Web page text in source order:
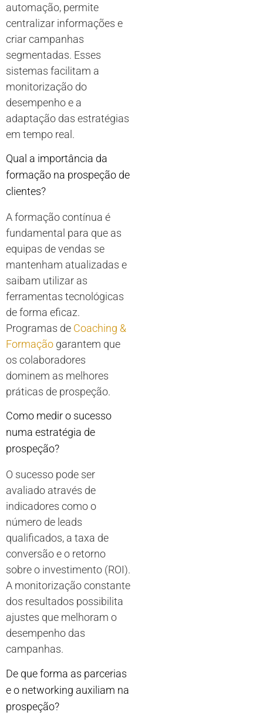
automação, permite
centralizar informações e
criar campanhas
segmentadas. Esses
sistemas facilitam a
monitorização do
desempenho e a
adaptação das estratégias
em tempo real.
Qual a importância da
formação na prospeção de
clientes?
A formação contínua é
fundamental para que as
equipas de vendas se
mantenham atualizadas e
saibam utilizar as
ferramentas tecnológicas
de forma eficaz.
Programas de Coaching &
Formação garantem que
os colaboradores
dominem as melhores
práticas de prospeção.
Como medir o sucesso
numa estratégia de
prospeção?
O sucesso pode ser
avaliado através de
indicadores como o
número de leads
qualificados, a taxa de
conversão e o retorno
sobre o investimento (ROI).
A monitorização constante
dos resultados possibilita
ajustes que melhoram o
desempenho das
campanhas.
De que forma as parcerias
e o networking auxiliam na
prospeção?